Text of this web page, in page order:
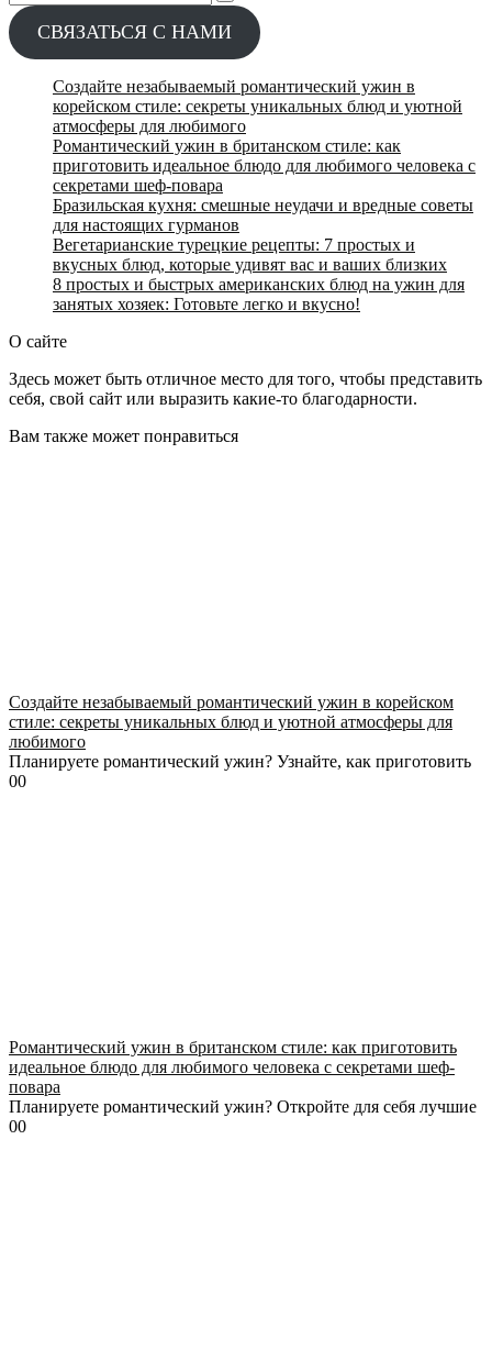
for:
СВЯЗАТЬСЯ С НАМИ
Создайте незабываемый романтический ужин в
корейском стиле: секреты уникальных блюд и уютной
атмосферы для любимого
Романтический ужин в британском стиле: как
приготовить идеальное блюдо для любимого человека с
секретами шеф-повара
Бразильская кухня: смешные неудачи и вредные советы
для настоящих гурманов
Вегетарианские турецкие рецепты: 7 простых и
вкусных блюд, которые удивят вас и ваших близких
8 простых и быстрых американских блюд на ужин для
занятых хозяек: Готовьте легко и вкусно!
О сайте
Здесь может быть отличное место для того, чтобы представить
себя, свой сайт или выразить какие-то благодарности.
Вам также может понравиться
Создайте незабываемый романтический ужин в корейском
стиле: секреты уникальных блюд и уютной атмосферы для
любимого
Планируете романтический ужин? Узнайте, как приготовить
00
Романтический ужин в британском стиле: как приготовить
идеальное блюдо для любимого человека с секретами шеф-
повара
Планируете романтический ужин? Откройте для себя лучшие
00